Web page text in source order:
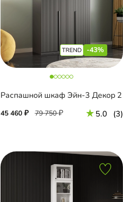
-43%
Распашной шкаф Эйн-3 Декор 2
45 460 79 750 5.0 (3)